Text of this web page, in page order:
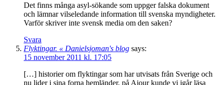
Det finns många asyl-sökande som uppger falska dokument
och lämnar vilseledande information till svenska myndigheter.
Varför skriver inte svensk media om den saken?
Svara
Flyktingar. « Danielsjoman's blog says:
15 november 2011 kl. 17:05
[…] historier om flyktingar som har utvisats från Sverige och
nu lider i sina forna hemländer, på Ajour kunde vi igår läsa